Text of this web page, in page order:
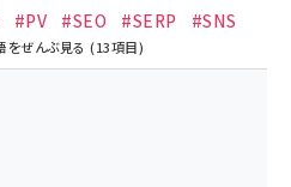
#PV #SEO #SERP
#SNS